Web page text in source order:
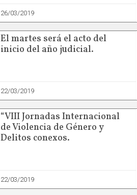
26/03/2019
El martes será el acto del
inicio del año judicial.
22/03/2019
“VIII Jornadas Internacional
de Violencia de Género y
Delitos conexos.
22/03/2019